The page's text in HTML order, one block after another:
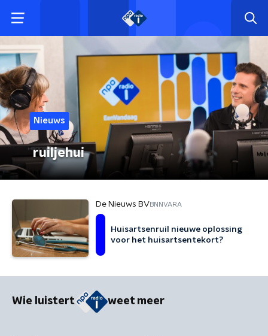
Nieuws
ruiljehui
De Nieuws BVBNNVARA
Huisartsenruil nieuwe oplossing
voor het huisartsentekort?
Wie luistert weet meer